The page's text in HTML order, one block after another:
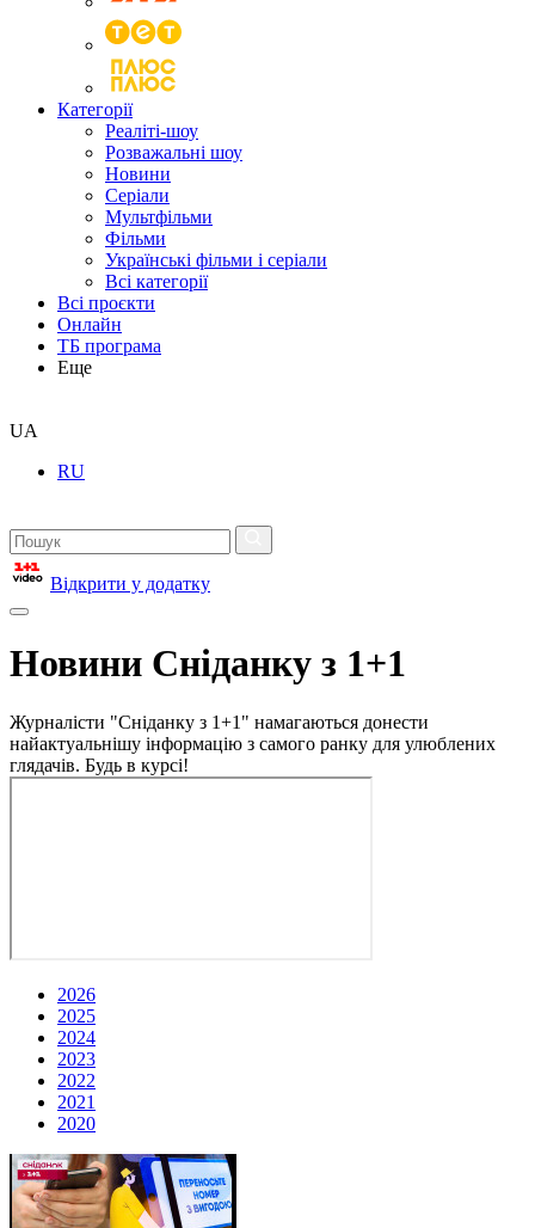
Категорії
Реаліті-шоу
Розважальні шоу
Новини
Серіали
Мультфільми
Фільми
Українські фільми і серіали
Всі категорії
Всі проєкти
Онлайн
ТБ програма
Еще
UA
RU
Відкрити у додатку
Новини Сніданку з 1+1
Журналісти "Сніданку з 1+1" намагаються донести
найактуальнішу інформацію з самого ранку для улюблених
глядачів. Будь в курсі!
2026
2025
2024
2023
2022
2021
2020